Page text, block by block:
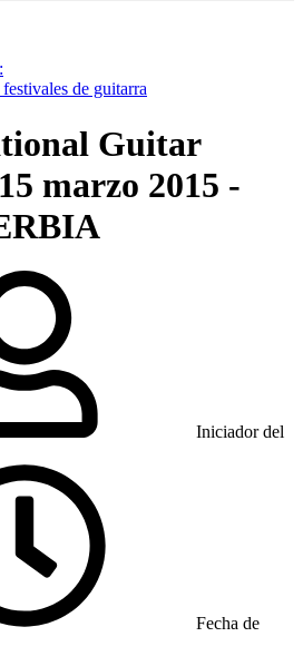
de guitarra
Guitar
marzo 2015 -
Iniciador del
Fecha de